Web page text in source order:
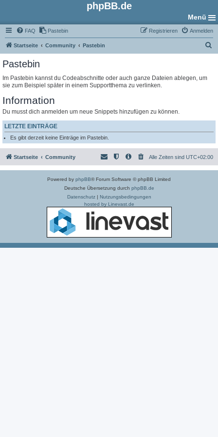
phpBB.de
Menü
FAQ Pastebin Anmelden
Registrieren
Startseite Community Pastebin
Pastebin
Im Pastebin kannst du Codeabschnitte oder auch ganze Dateien ablegen, um
sie zum Beispiel später in einem Supportthema zu verlinken.
Information
Du musst dich anmelden um neue Snippets hinzufügen zu können.
LETZTE EINTRÄGE
Es gibt derzeit keine Einträge im Pastebin.
Startseite Community Alle Zeiten sind UTC+02:00
Powered by phpBB® Forum Software © phpBB Limited
Deutsche Übersetzung durch phpBB.de
Datenschutz|
Nutzungsbedingungen
hosted by Linevast.de